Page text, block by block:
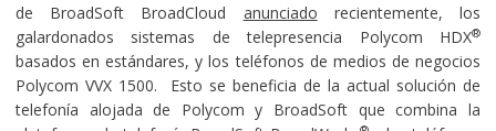
de BroadSoft BroadCloud anunciado recientemente, los
galardonados sistemas de telepresencia Polycom HDX®
basados en estándares, y los teléfonos de medios de negocios
Polycom VVX 1500. Esto se beneficia de la actual solución de
telefonía alojada de Polycom y BroadSoft que combina la